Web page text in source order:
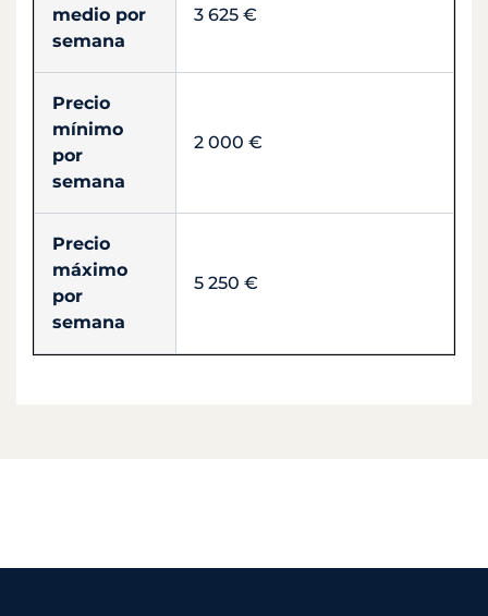
medio por
semana
3 625 €
Precio
mínimo
por
semana
2 000 €
Precio
máximo
por
semana
5 250 €